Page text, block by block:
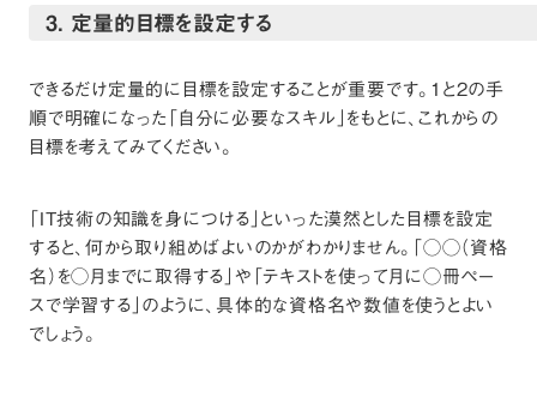
3. 定量的目標を設定する
できるだけ定量的に目標を設定することが重要です。1と2の手
順で明確になった「自分に必要なスキル」をもとに、これからの
目標を考えてみてください。
「IT技術の知識を身につける」といった漠然とした目標を設定
すると、何から取り組めばよいのかがわかりません。「◯◯（資格
名）を◯月までに取得する」や「テキストを使って月に◯冊ペー
スで学習する」のように、具体的な資格名や数値を使うとよい
でしょう。